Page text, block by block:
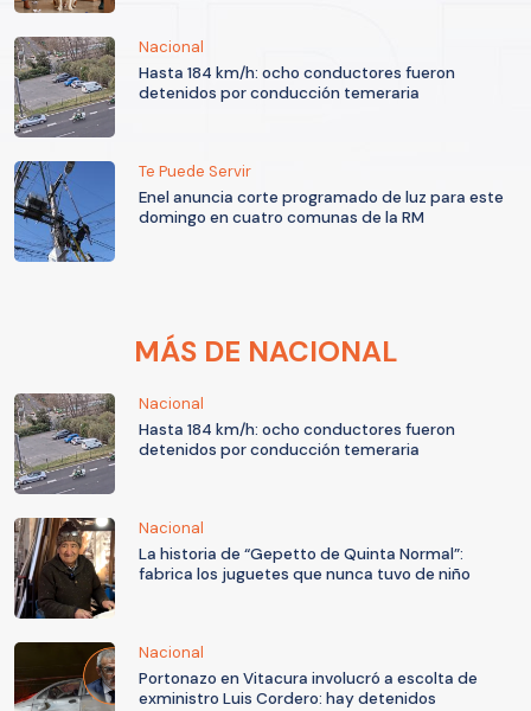
Nacional
Hasta 184 km/h: ocho conductores fueron
detenidos por conducción temeraria
Te Puede Servir
Enel anuncia corte programado de luz para este
domingo en cuatro comunas de la RM
MÁS DE NACIONAL
Nacional
Hasta 184 km/h: ocho conductores fueron
detenidos por conducción temeraria
Nacional
La historia de “Gepetto de Quinta Normal”:
fabrica los juguetes que nunca tuvo de niño
Nacional
Portonazo en Vitacura involucró a escolta de
exministro Luis Cordero: hay detenidos